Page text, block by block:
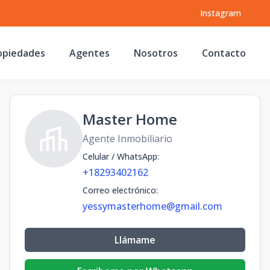
Instagram
Agentes Nosotros Contacto
Master Home
Agente Inmobiliario
Celular / WhatsApp:
+18293402162
Correo electrónico:
yessymasterhome@gmail.com
Llámame